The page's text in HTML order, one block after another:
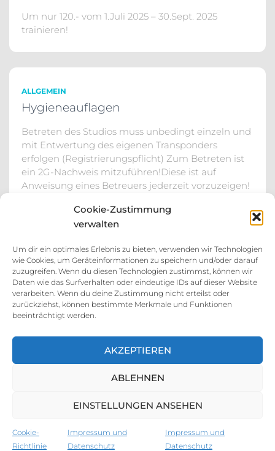
Cookie-Zustimmung
verwalten
Um dir ein optimales Erlebnis zu bieten, verwenden wir Technologien
wie Cookies, um Geräteinformationen zu speichern und/oder darauf
zuzugreifen. Wenn du diesen Technologien zustimmst, können wir
Daten wie das Surfverhalten oder eindeutige IDs auf dieser Website
verarbeiten. Wenn du deine Zustimmung nicht erteilst oder
zurückziehst, können bestimmte Merkmale und Funktionen
beeinträchtigt werden.
AKZEPTIEREN
ABLEHNEN
EINSTELLUNGEN ANSEHEN
Cookie-
Richtlinie
Impressum und
Datenschutz
Impressum und
Datenschutz
Um nur 120.- vom 1.Juli 2025 – 30.Sept. 2025
trainieren!
ALLGEMEIN
Hygieneauflagen
Betreten des Studios muss unbedingt einzeln und
mit Entwertung des eigenen Transponders
erfolgen (Registrierungspflicht) Zum Betreten ist
ein 2G-Nachweis mitzuführen!Diese ist auf
Anweisung eines Betreuers jederzeit vorzuzeigen!
Weiterlesen
ALLGEMEIN
Sommeraktion 2020
Es ist wieder Zeit für die Sommerfigur! Um 79.- all
99.- vom 11.7.-1.10.2020 trainieren! (exkl. 10.-
Transponderkaution & 15.- Jahresmitgliedschaft)
Hestia | Entwickelt von ThemeIsle